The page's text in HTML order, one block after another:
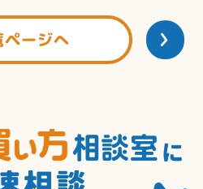
ページへ